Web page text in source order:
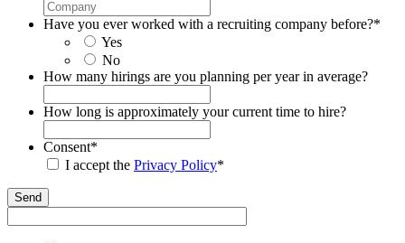
Have you ever worked with a recruiting company before?*
Yes
No
How many hirings are you planning per year in average?
How long is approximately your current time to hire?
Consent*
I accept the Privacy Policy*